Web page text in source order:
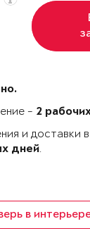
- 2
и доставки
дней.
в